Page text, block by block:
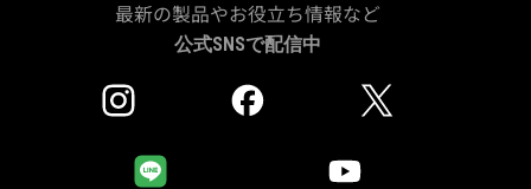
最新の製品やお役立ち情報など
公式SNSで配信中